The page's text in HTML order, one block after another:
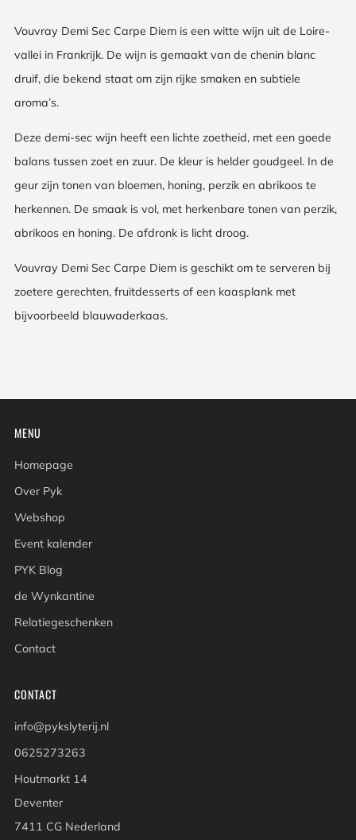
Vouvray Demi Sec Carpe Diem is een witte wijn uit de Loire-
vallei in Frankrijk. De wijn is gemaakt van de chenin blanc
druif, die bekend staat om zijn rijke smaken en subtiele
aroma’s.
Deze demi-sec wijn heeft een lichte zoetheid, met een goede
balans tussen zoet en zuur. De kleur is helder goudgeel. In de
geur zijn tonen van bloemen, honing, perzik en abrikoos te
herkennen. De smaak is vol, met herkenbare tonen van perzik,
abrikoos en honing. De afdronk is licht droog.
Vouvray Demi Sec Carpe Diem is geschikt om te serveren bij
zoetere gerechten, fruitdesserts of een kaasplank met
bijvoorbeeld blauwaderkaas.
MENU
Homepage
Over Pyk
Webshop
Event kalender
PYK Blog
de Wynkantine
Relatiegeschenken
Contact
CONTACT
info@pykslyterij.nl
0625273263
Houtmarkt 14
Deventer
7411 CG Nederland